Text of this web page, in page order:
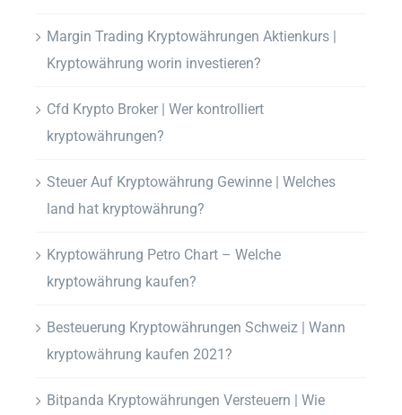
Margin Trading Kryptowährungen Aktienkurs |
Kryptowährung worin investieren?
Cfd Krypto Broker | Wer kontrolliert
kryptowährungen?
Steuer Auf Kryptowährung Gewinne | Welches
land hat kryptowährung?
Kryptowährung Petro Chart – Welche
kryptowährung kaufen?
Besteuerung Kryptowährungen Schweiz | Wann
kryptowährung kaufen 2021?
Bitpanda Kryptowährungen Versteuern | Wie